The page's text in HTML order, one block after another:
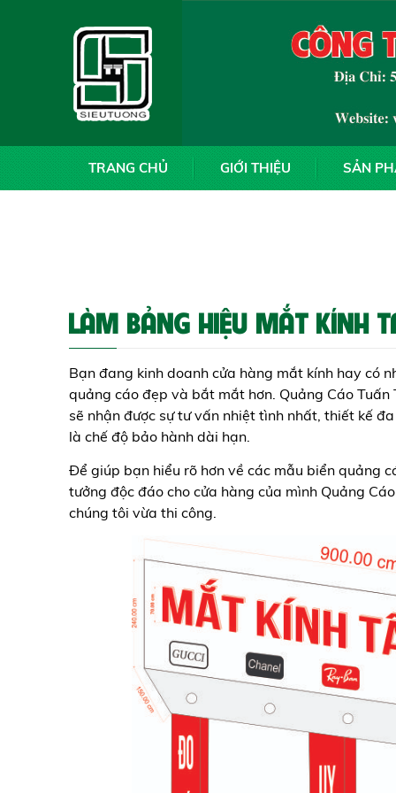
TRANG CHỦ GIỚI THIỆU SẢN
LÀM BẢNG HIỆU MẮT KÍNH
Bạn đang kinh doanh cửa hàng mắt kính hay có
quảng cáo đẹp và bắt mắt hơn. Quảng Cáo
sẽ nhận được sự tư vấn nhiệt tình nhất, thiết kế
là chế độ bảo hành dài hạn.
Để giúp bạn hiểu rõ hơn về các mẫu biển quảng
tưởng độc đáo cho cửa hàng của mình Quảng
chúng tôi vừa thi công.